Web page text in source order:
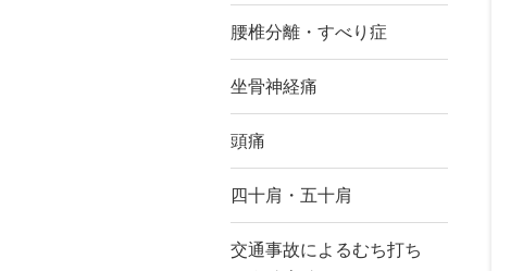
腰椎分離・すべり症
坐骨神経痛
頭痛
四十肩・五十肩
交通事故によるむち打ち